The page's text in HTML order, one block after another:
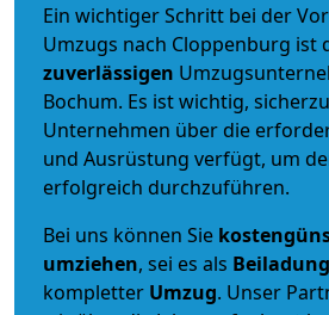
Ein wichtiger Schritt bei der
Umzugs nach Cloppenburg ist
zuverlässigen
Bochum. Es ist wichtig,
Unternehmen über die
und Ausrüstung verfügt, um
erfolgreich durchzuführen.
Bei uns können Sie
umziehen, sei es als Beiladung
kompletter Umzug. Unser